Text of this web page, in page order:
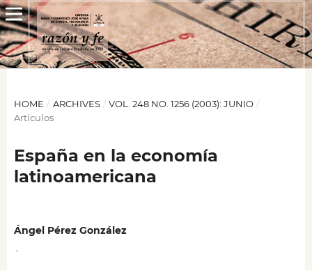
HOME / ARCHIVES / VOL. 248 NO. 1256 (2003): JUNIO /
Artículos
España en la economía
latinoamericana
Ángel Pérez González